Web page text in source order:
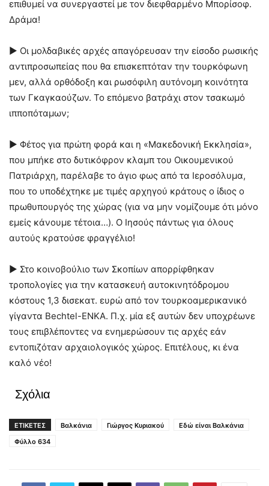
επιθυμεί να συνεργαστεί με τον διεφθαρμένο Μπορίσοφ.
Δράμα!
► Οι μολδαβικές αρχές απαγόρευσαν την είσοδο ρωσικής
αντιπροσωπείας που θα επισκεπτόταν την τουρκόφωνη
μεν, αλλά ορθόδοξη και ρωσόφιλη αυτόνομη κοινότητα
των Γκαγκαούζων. Το επόμενο βατράχι στον τσακωμό
ιπποπόταμων;
► Φέτος για πρώτη φορά και η «Μακεδονική Εκκλησία»,
που μπήκε στο δυτικόφρον κλαμπ του Οικουμενικού
Πατριάρχη, παρέλαβε το άγιο φως από τα Ιεροσόλυμα,
που το υποδέχτηκε με τιμές αρχηγού κράτους ο ίδιος ο
πρωθυπουργός της χώρας (για να μην νομίζουμε ότι μόνο
εμείς κάνουμε τέτοια…). Ο Ιησούς πάντως για όλους
αυτούς κρατούσε φραγγέλιο!
► Στο κοινοβούλιο των Σκοπίων απορρίφθηκαν
τροπολογίες για την κατασκευή αυτοκινητόδρομου
κόστους 1,3 δισεκατ. ευρώ από τον τουρκοαμερικανικό
γίγαντα Bechtel-ENKA. Π.χ. μία εξ αυτών δεν υποχρέωνε
τους επιβλέποντες να ενημερώσουν τις αρχές εάν
εντοπιζόταν αρχαιολογικός χώρος. Επιτέλους, κι ένα
καλό νέο!
Σχόλια
ΕΤΙΚΕΤΕΣ Βαλκάνια Γιώργος Κυριακού
Εδώ είναι Βαλκάνια
Φύλλο 634